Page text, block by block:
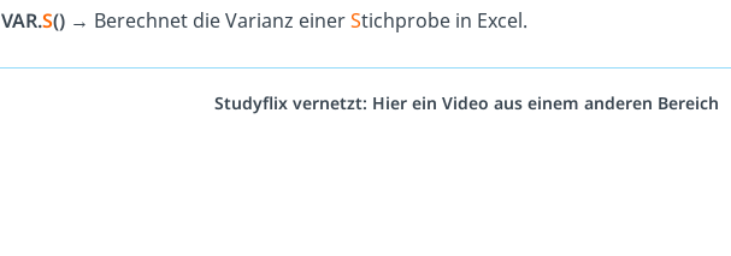
VAR.S()→ Berechnet die Varianz einerStichprobe in Excel.
Studyflix vernetzt: Hier ein Video aus einem anderen Bereich